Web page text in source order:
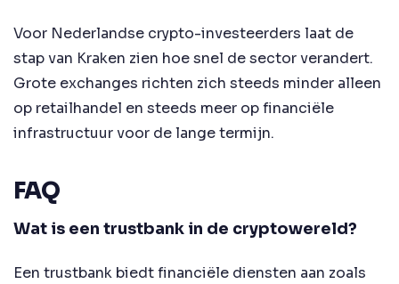
Voor Nederlandse crypto-investeerders laat de
stap van Kraken zien hoe snel de sector verandert.
Grote exchanges richten zich steeds minder alleen
op retailhandel en steeds meer op financiële
infrastructuur voor de lange termijn.
FAQ
Wat is een trustbank in de cryptowereld?
Een trustbank biedt financiële diensten aan zoals